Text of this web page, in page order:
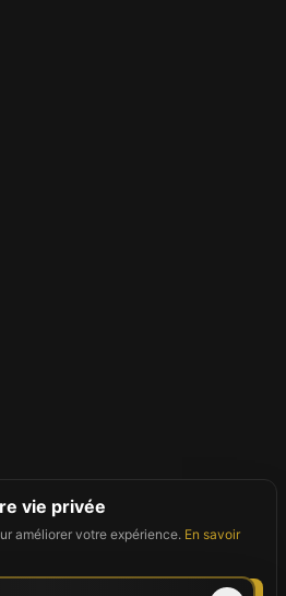
vie privée
améliorer votre expérience. En savoir